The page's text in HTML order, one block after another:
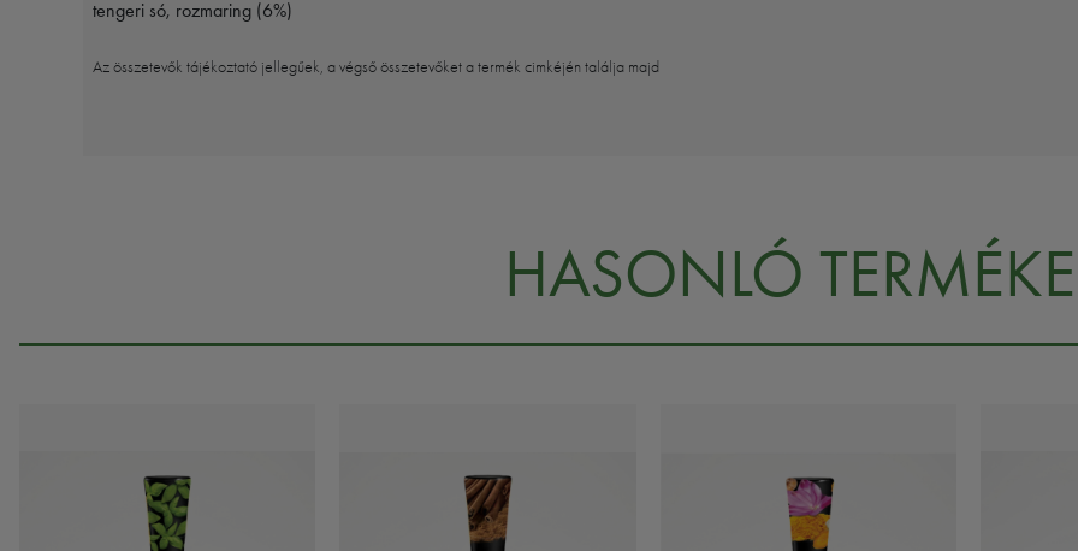
tengeri só, rozmaring (6%)
Az összetevők tájékoztató jellegűek, a végső összetevőket a termék cimkéjén találja majd
HASONLÓ